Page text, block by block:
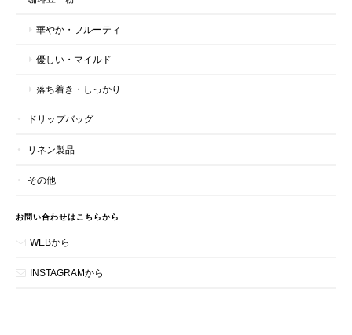
華やか・フルーティ
優しい・マイルド
落ち着き・しっかり
ドリップバッグ
リネン製品
その他
お問い合わせはこちらから
WEBから
INSTAGRAMから